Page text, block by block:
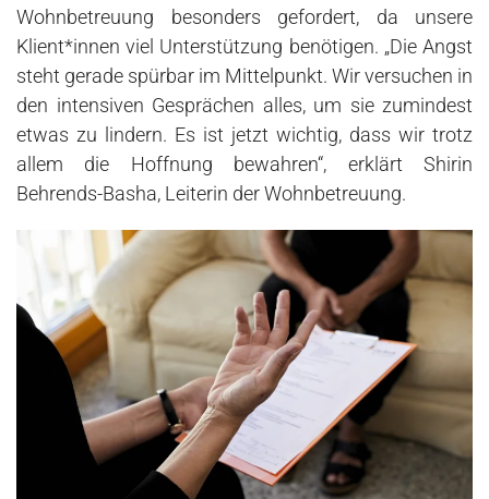
Wohnbetreuung besonders gefordert, da unsere
Klient*innen viel Unterstützung benötigen. „Die Angst
steht gerade spürbar im Mittelpunkt. Wir versuchen in
den intensiven Gesprächen alles, um sie zumindest
etwas zu lindern. Es ist jetzt wichtig, dass wir trotz
allem die Hoffnung bewahren“, erklärt Shirin
Behrends-Basha, Leiterin der Wohnbetreuung.